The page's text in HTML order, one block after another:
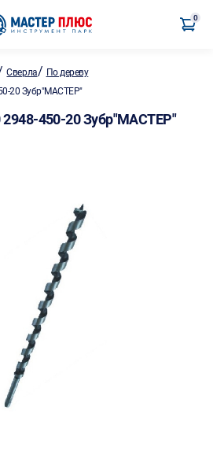
0
Сверла/ По дереву
20 Зубр"МАСТЕР"
2948-450-20 Зубр"МАСТЕР"